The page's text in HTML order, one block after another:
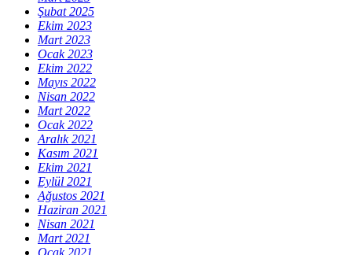
Şubat 2025
Ekim 2023
Mart 2023
Ocak 2023
Ekim 2022
Mayıs 2022
Nisan 2022
Mart 2022
Ocak 2022
Aralık 2021
Kasım 2021
Ekim 2021
Eylül 2021
Ağustos 2021
Haziran 2021
Nisan 2021
Mart 2021
Ocak 2021